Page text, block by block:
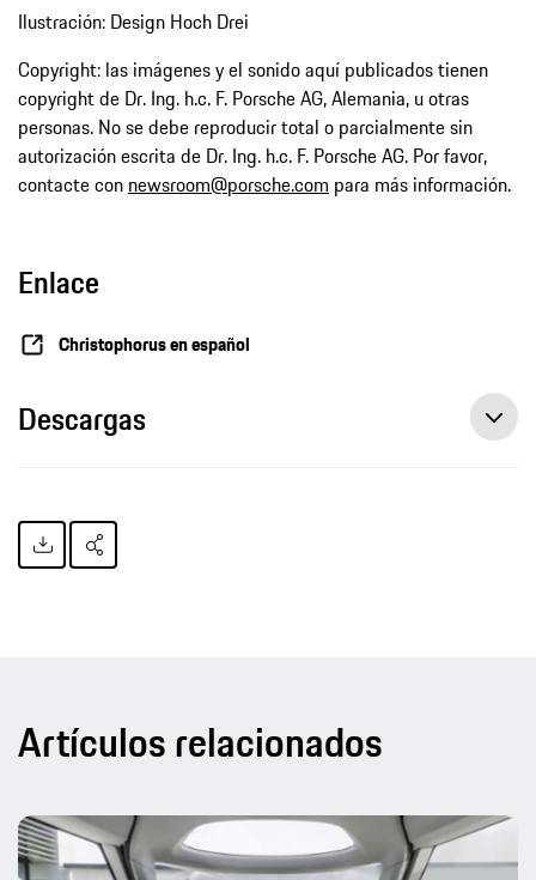
Ilustración: Design Hoch Drei
Copyright: las imágenes y el sonido aquí publicados tienen
copyright de Dr. Ing. h.c. F. Porsche AG, Alemania, u otras
personas. No se debe reproducir total o parcialmente sin
autorización escrita de Dr. Ing. h.c. F. Porsche AG. Por favor,
contacte con newsroom@porsche.com para más información.
Enlace
Christophorus en español
Descargas
Artículos relacionados